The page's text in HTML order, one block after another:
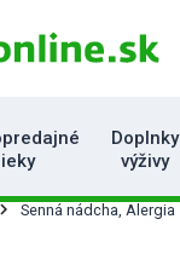
Doplnky
výživy
Senná nádcha, Alergia